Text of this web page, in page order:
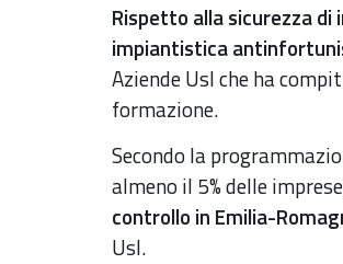
Rispetto alla sicurezza
impiantistica
Aziende Usl che ha
formazione.
Secondo la
almeno il 5% delle
controllo in Emilia-
Usl.